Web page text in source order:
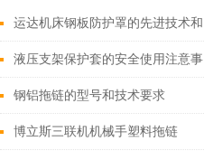
运达机床钢板防护罩的先进技术和
工艺
液压支架保护套的安全使用注意事
项
钢铝拖链的型号和技术要求
博立斯三联机机械手塑料拖链